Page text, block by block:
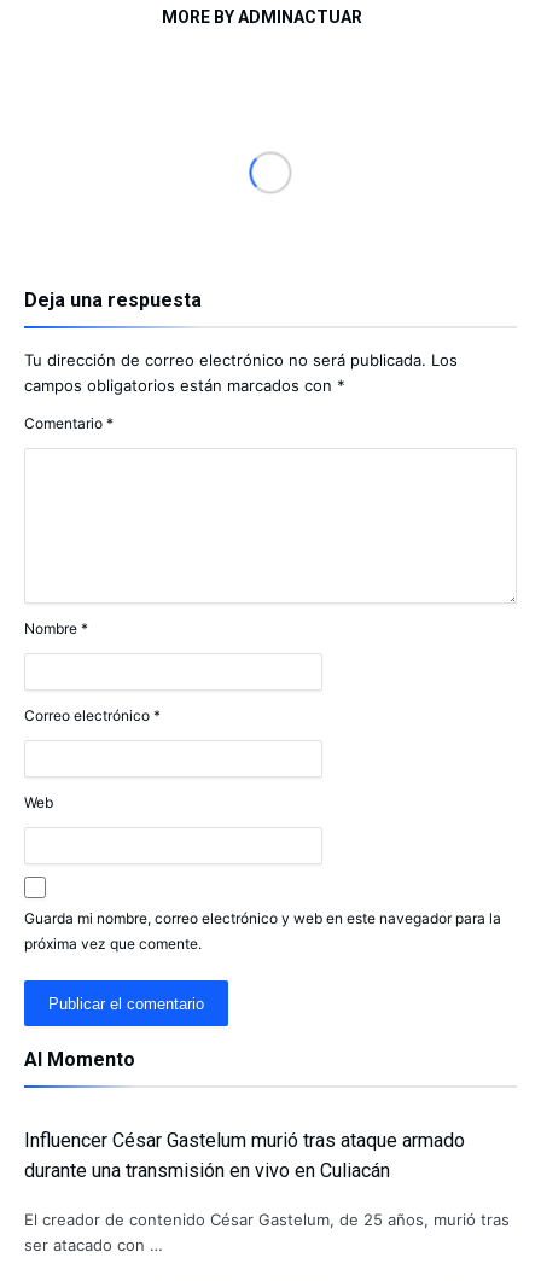
MORE BY ADMINACTUAR
Deja una respuesta
Tu dirección de correo electrónico no será publicada. Los
campos obligatorios están marcados con *
Comentario *
Nombre *
Correo electrónico *
Web
Guarda mi nombre, correo electrónico y web en este navegador para la
próxima vez que comente.
Al Momento
Influencer César Gastelum murió tras ataque armado
durante una transmisión en vivo en Culiacán
El creador de contenido César Gastelum, de 25 años, murió tras
ser atacado con …